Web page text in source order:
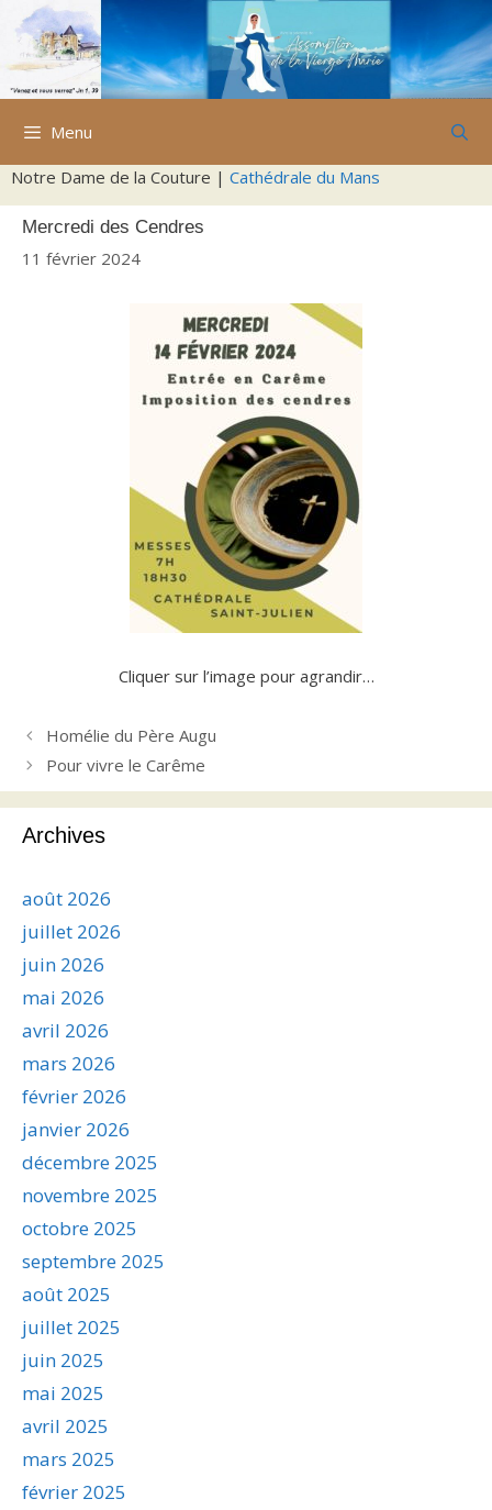
Aller
contenu
Menu
Notre Dame de la Couture | Cathédrale du Mans
Mercredi des Cendres
11 février 2024
Cliquer sur l’image pour agrandir…
Homélie du Père Augu
Pour vivre le Carême
Archives
août 2026
juillet 2026
juin 2026
mai 2026
avril 2026
mars 2026
février 2026
janvier 2026
décembre 2025
novembre 2025
octobre 2025
septembre 2025
août 2025
juillet 2025
juin 2025
mai 2025
avril 2025
mars 2025
février 2025